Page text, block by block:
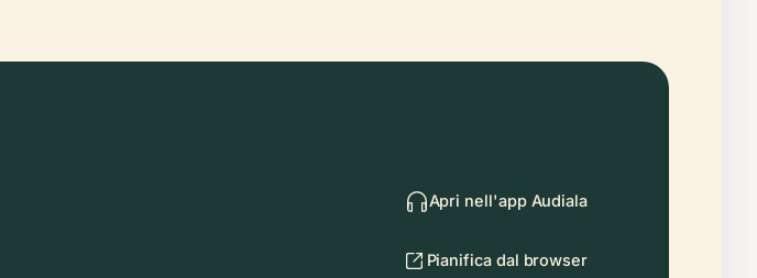
Apri nell'app Audiala
Pianifica dal browser